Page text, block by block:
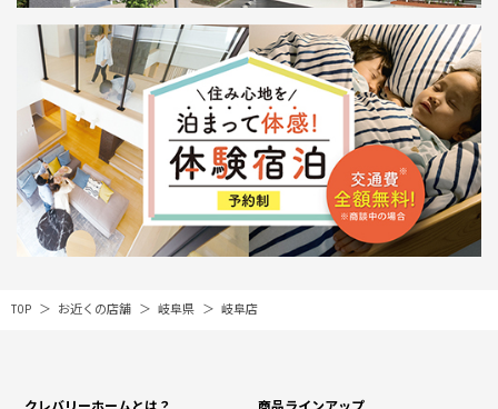
TOP お近くの店舗 岐阜県 岐阜店